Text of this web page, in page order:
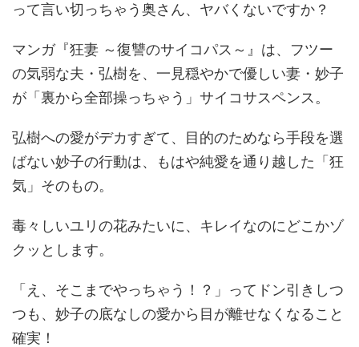
って言い切っちゃう奥さん、ヤバくないですか？
マンガ『狂妻 ～復讐のサイコパス～』は、フツー
の気弱な夫・弘樹を、一見穏やかで優しい妻・妙子
が「裏から全部操っちゃう」サイコサスペンス。
弘樹への愛がデカすぎて、目的のためなら手段を選
ばない妙子の行動は、もはや純愛を通り越した「狂
気」そのもの。
毒々しいユリの花みたいに、キレイなのにどこかゾ
クッとします。
「え、そこまでやっちゃう！？」ってドン引きしつ
つも、妙子の底なしの愛から目が離せなくなること
確実！